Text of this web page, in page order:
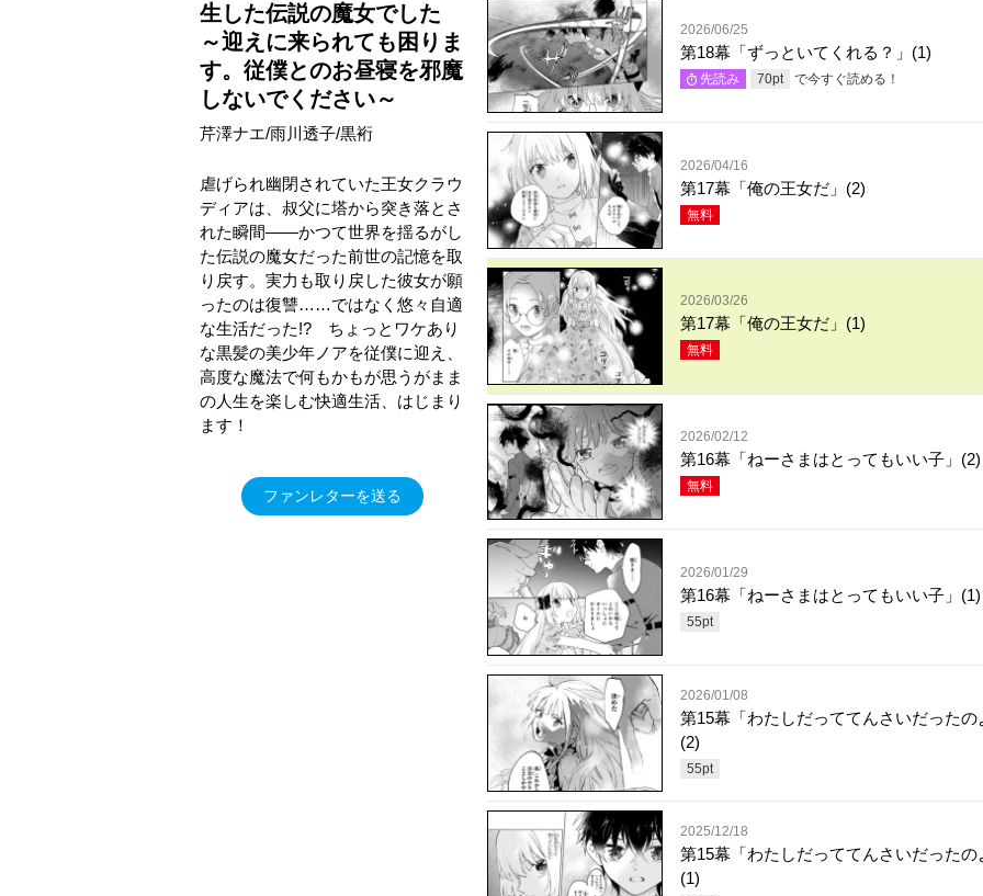
生した伝説の魔女でした
～迎えに来られても困りま
す。従僕とのお昼寝を邪魔
しないでください～
芹澤ナエ/雨川透子/黒裄
虐げられ幽閉されていた王女クラウ
ディアは、叔父に塔から突き落とさ
れた瞬間――かつて世界を揺るがし
た伝説の魔女だった前世の記憶を取
り戻す。実力も取り戻した彼女が願
ったのは復讐……ではなく悠々自適
な生活だった!? ちょっとワケあり
な黒髪の美少年ノアを従僕に迎え、
高度な魔法で何もかもが思うがまま
の人生を楽しむ快適生活、はじまり
ます！
ファンレターを送る
2026/06/25
第18幕「ずっといてくれる？」(1)
先読み 70pt で今すぐ読める！
2026/04/16
第17幕「俺の王女だ」(2)
無料
2026/03/26
第17幕「俺の王女だ」(1)
無料
2026/02/12
第16幕「ねーさまはとってもいい子」(2)
無料
2026/01/29
第16幕「ねーさまはとってもいい子」(1)
55pt
2026/01/08
第15幕「わたしだっててんさいだったの
(2)
55pt
2025/12/18
第15幕「わたしだっててんさいだったの
(1)